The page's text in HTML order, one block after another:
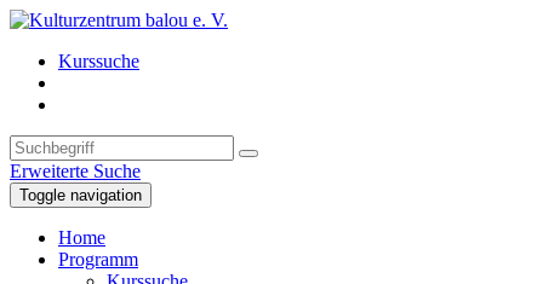
Kurssuche
Erweiterte Suche
Toggle navigation
Home
Programm